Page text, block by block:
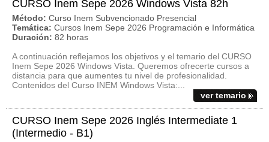
CURSO Inem Sepe 2026 Windows Vista 82h
Método: Curso Inem Subvencionado Presencial
Temática: Cursos Inem Sepe 2026 Programación e Informática
Duración: 82 horas
A continuación reflejamos los objetivos y el temario del CURSO
Inem Sepe 2026 Windows Vista. Queremos ofrecerte cursos a
distancia para que aumentes tu nivel de profesionalidad.
Contenidos del Curso INEM Windows Vista:...
ver temario
CURSO Inem Sepe 2026 Inglés Intermediate 1
(Intermedio - B1)